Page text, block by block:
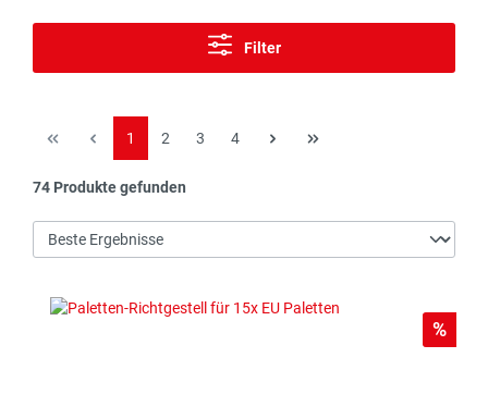
Filter
Seite
1 Seite
2 Seite
3 Seite
4
74 Produkte gefunden
Rabatt
%